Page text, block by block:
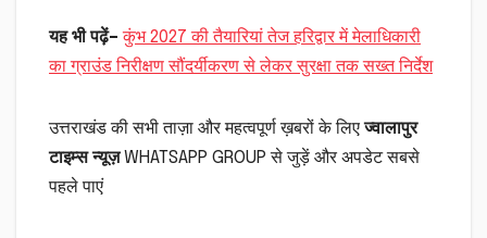
यह भी पढ़ें– कुंभ 2027 की तैयारियां तेज हरिद्वार में मेलाधिकारी
का ग्राउंड निरीक्षण सौंदर्यीकरण से लेकर सुरक्षा तक सख्त निर्देश
उत्तराखंड की सभी ताज़ा और महत्वपूर्ण ख़बरों के लिएज्वालापुर
टाइम्स न्यूज़WHATSAPP GROUP से जुड़ें और अपडेट सबसे
पहले पाएं